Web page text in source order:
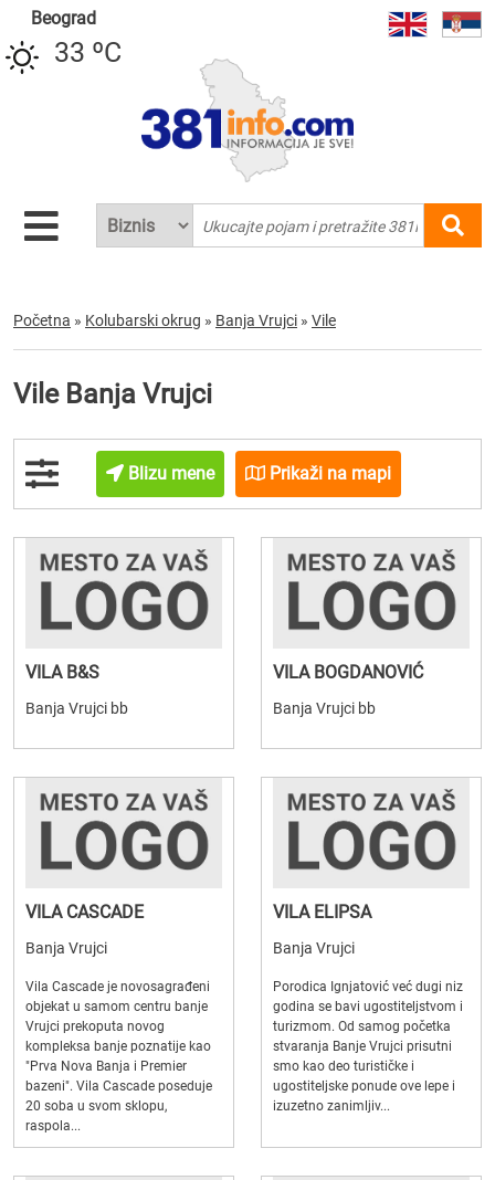
Beograd
33 ºC
Početna » Kolubarski okrug » Banja Vrujci » Vile
Vile Banja Vrujci
Blizu mene Prikaži na mapi
VILA B&S
Banja Vrujci bb
VILA BOGDANOVIĆ
Banja Vrujci bb
VILA CASCADE
Banja Vrujci
Vila Cascade je novosagrađeni
objekat u samom centru banje
Vrujci prekoputa novog
kompleksa banje poznatije kao
"Prva Nova Banja i Premier
bazeni". Vila Cascade poseduje
20 soba u svom sklopu,
raspola...
VILA ELIPSA
Banja Vrujci
Porodica Ignjatović već dugi niz
godina se bavi ugostiteljstvom i
turizmom. Od samog početka
stvaranja Banje Vrujci prisutni
smo kao deo turističke i
ugostiteljske ponude ove lepe i
izuzetno zanimljiv...